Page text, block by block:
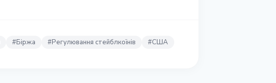
#Біржа #Регулювання стейблкоїнів #США